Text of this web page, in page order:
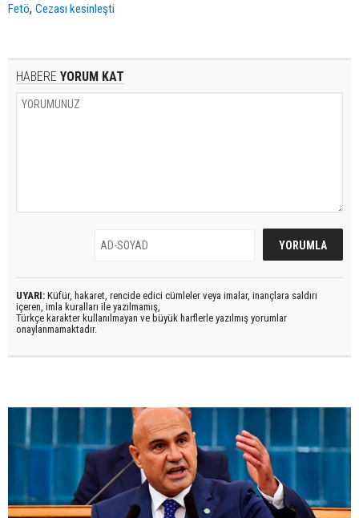
Fetö, Cezası kesinleşti
HABERE YORUM KAT
UYARI: Küfür, hakaret, rencide edici cümleler veya imalar, inançlara saldırı
içeren, imla kuralları ile yazılmamış,
Türkçe karakter kullanılmayan ve büyük harflerle yazılmış yorumlar
onaylanmamaktadır.